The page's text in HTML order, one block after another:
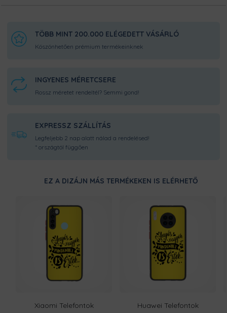
TÖBB MINT 200.000 ELÉGEDETT VÁSÁRLÓ
Köszönhetően prémium termékeinknek
INGYENES MÉRETCSERE
Rossz méretet rendeltél? Semmi gond!
EXPRESSZ SZÁLLÍTÁS
Legfeljebb 2 nap alatt nálad a rendelésed!
* országtól függően
EZ A DIZÁJN MÁS TERMÉKEKEN IS ELÉRHETŐ
Xiaomi Telefontok Huawei Telefontok